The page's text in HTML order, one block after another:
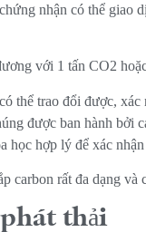
nhận có thể giao
với 1 tấn CO2
thể trao đổi được, xác
được ban hành bởi
học hợp lý để xác
carbon rất đa dạng
thải